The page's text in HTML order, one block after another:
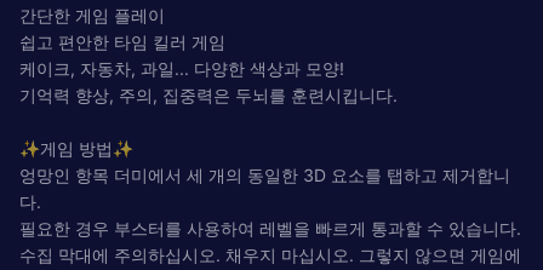
간단한 게임 플레이
쉽고 편안한 타임 킬러 게임
케이크, 자동차, 과일... 다양한 색상과 모양!
기억력 향상, 주의, 집중력은 두뇌를 훈련시킵니다.
✨게임 방법✨
엉망인 항목 더미에서 세 개의 동일한 3D 요소를 탭하고 제거합니
다.
필요한 경우 부스터를 사용하여 레벨을 빠르게 통과할 수 있습니다.
수집 막대에 주의하십시오. 채우지 마십시오. 그렇지 않으면 게임에